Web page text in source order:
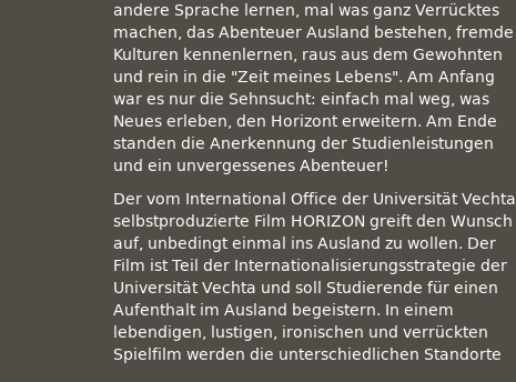
andere Sprache lernen, mal was ganz Verrücktes
machen, das Abenteuer Ausland bestehen, fremde
Kulturen kennenlernen, raus aus dem Gewohnten
und rein in die
Zeit meines Lebens . Am Anfang
war es nur die Sehnsucht: einfach mal weg, was
Neues erleben, den Horizont erweitern. Am Ende
standen die Anerkennung der Studienleistungen
und ein unvergessenes Abenteuer!
Der vom International Office der Universität Vechta
selbstproduzierte Film HORIZON greift den Wunsch
auf, unbedingt einmal ins Ausland zu wollen. Der
Film ist Teil der Internationalisierungsstrategie der
Universität Vechta und soll Studierende für einen
Aufenthalt im Ausland begeistern. In einem
lebendigen, lustigen, ironischen und verrückten
Spielfilm werden die unterschiedlichen Standorte